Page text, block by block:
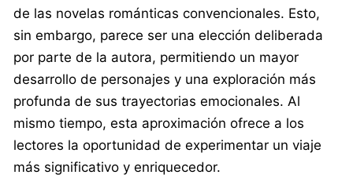
de las novelas románticas convencionales. Esto,
sin embargo, parece ser una elección deliberada
por parte de la autora, permitiendo un mayor
desarrollo de personajes y una exploración más
profunda de sus trayectorias emocionales. Al
mismo tiempo, esta aproximación ofrece a los
lectores la oportunidad de experimentar un viaje
más significativo y enriquecedor.